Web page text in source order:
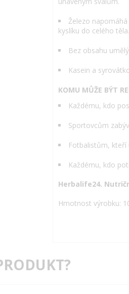
Železo
kyslíku do celého těla.
Bez obsahu
Kasein a
KOMU MŮŽE BÝT
Každému, kdo
Sportovcům
Fotbalistům, kteří
Každému, kdo
Herbalife24.
Hmotnost výrobku: